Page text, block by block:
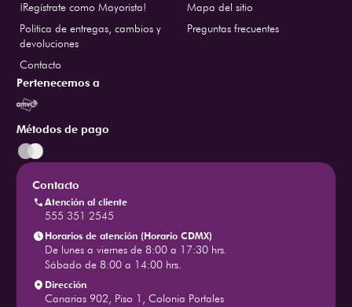
¡Regístrate como Mayorista!
Politica de entregas, cambios y
devoluciones
Contacto
Mapa del sitio
Preguntas frecuentes
Pertenecemos a
Métodos de pago
Contacto
Atención al cliente
555 351 2545
Horarios de atención (Horario CDMX)
De lunes a viernes de 8:00 a 17:30 hrs.
Sábado de 8:00 a 14:00 hrs.
Dirección
Canarias 902, Piso 1, Colonia Portales